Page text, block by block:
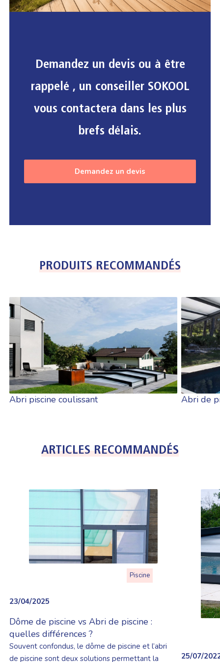
Demandez un devis ou à être
rappelé , un conseiller SOKOOL
vous contactera dans les plus
brefs délais.
Demandez un devis
PRODUITS RECOMMANDÉS
Abri piscine coulissant Abri de
ARTICLES RECOMMANDÉS
Piscine
23/04/2025
Dôme de piscine vs Abri de piscine :
quelles différences ?
Souvent confondus, le dôme de piscine et l’abri
de piscine sont deux solutions permettant la
25/07/